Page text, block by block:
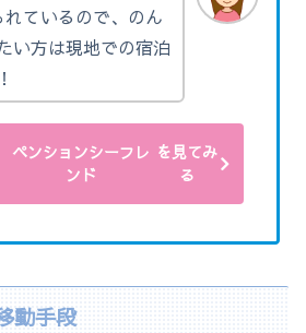
ているので、のん
い方は現地での宿泊
ペンションシーフレ
ンド
を見てみ
る
動手段